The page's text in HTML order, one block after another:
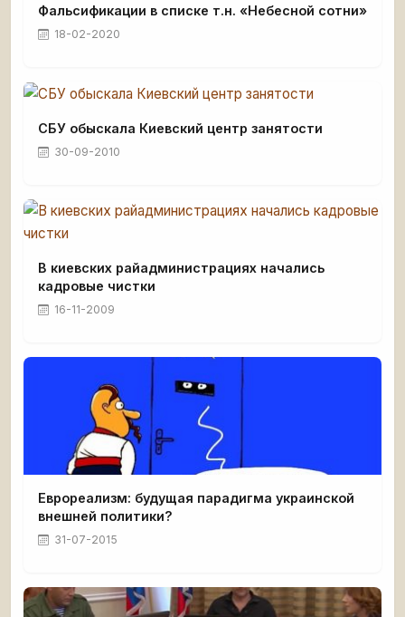
Фальсификации в списке т.н. «Небесной сотни»
18-02-2020
СБУ обыскала Киевский центр занятости
30-09-2010
В киевских райадминистрациях начались
кадровые чистки
16-11-2009
Еврореализм: будущая парадигма украинской
внешней политики?
31-07-2015